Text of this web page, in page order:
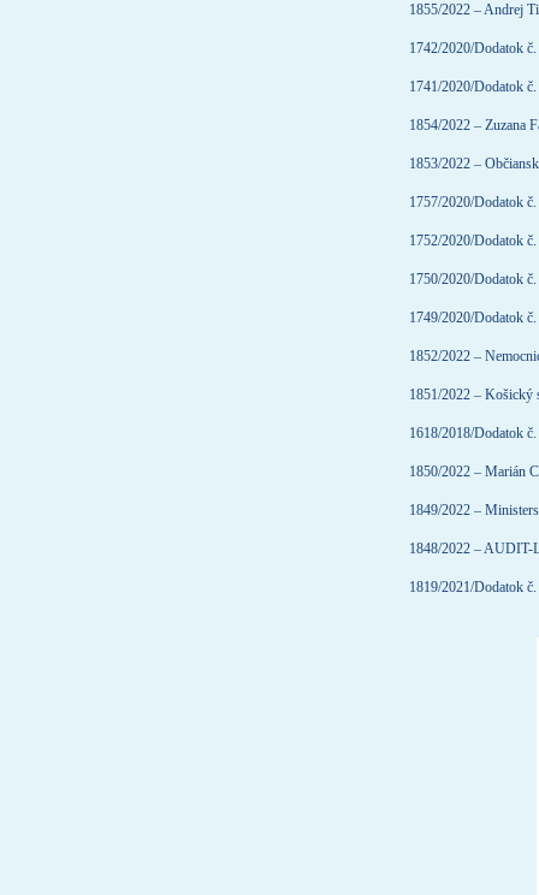
1855/2022 – Andrej
1742/2020/Dodatok
1741/2020/Dodatok
1854/2022 – Zuzana
1853/2022 –
1757/2020/Dodatok
1752/2020/Dodatok
1750/2020/Dodatok
1749/2020/Dodatok
1852/2022 –
1851/2022 – Košický
1618/2018/Dodatok
1850/2022 – Marián
1849/2022 –
1848/2022 – AUDIT-
1819/2021/Dodatok